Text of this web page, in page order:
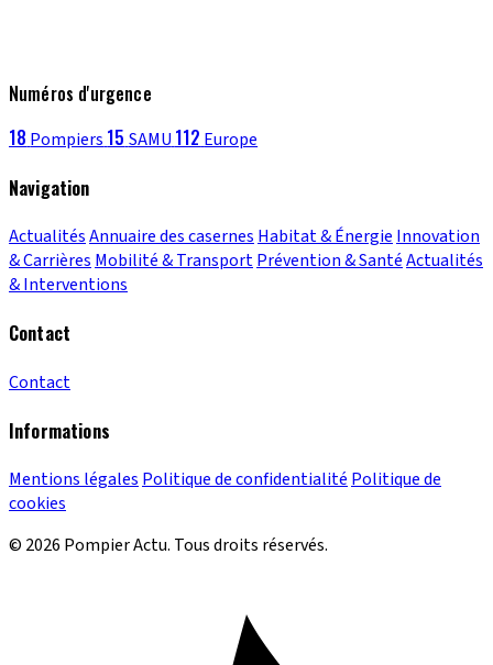
Numéros d'urgence
18 Pompiers 15 SAMU 112 Europe
Navigation
ActualitésAnnuaire des casernes Habitat & Énergie Innovation
& Carrières Mobilité & TransportPrévention & SantéActualités
& Interventions
Contact
Contact
Informations
Mentions légales Politique de confidentialité Politique de
cookies
© 2026 Pompier Actu. Tous droits réservés.